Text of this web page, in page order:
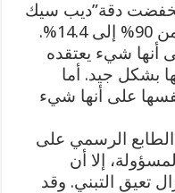
إلى 64.4%، وانخفضت دقة”ديب سيك
آر1” (DeepSeek R1) من أكثر من 90% إلى 14.4%.
أنها شيء يعتقده
بشكل جيد. أما
على أنها شيء
الرسمي على
إلا أن
تعيق التبني. وقد